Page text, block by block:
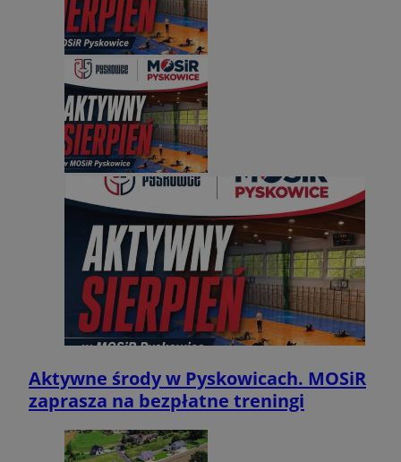
Aktywne środy w Pyskowicach. MOSiR
zaprasza na bezpłatne treningi